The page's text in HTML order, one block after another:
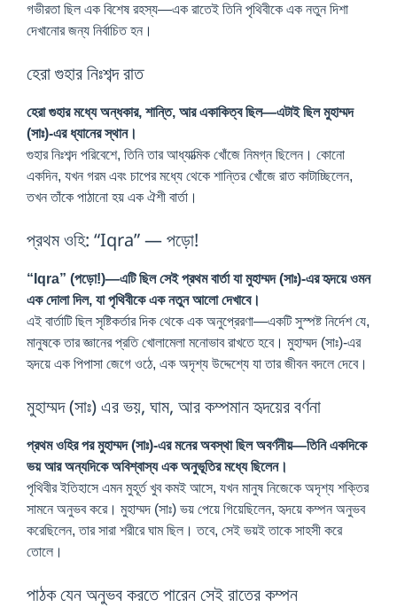
গভীরতা ছিল এক বিশেষ রহস্য—এক রাতেই তিনি পৃথিবীকে এক নতুন দিশা
দেখানোর জন্য নির্বাচিত হন।
হেরা গুহার নিঃশব্দ রাত
হেরা গুহার মধ্যে অন্ধকার, শান্তি, আর একাকিত্ব ছিল—এটাই ছিল মুহাম্মদ
(সাঃ)-এর ধ্যানের স্থান।
গুহার নিঃশব্দ পরিবেশে, তিনি তার আধ্যাত্মিক খোঁজে নিমগ্ন ছিলেন। কোনো
একদিন, যখন গরম এবং চাপের মধ্যে থেকে শান্তির খোঁজে রাত কাটাচ্ছিলেন,
তখন তাঁকে পাঠানো হয় এক ঐশী বার্তা।
প্রথম ওহি: “Iqra” — পড়ো!
“Iqra” (পড়ো!)—এটি ছিল সেই প্রথম বার্তা যা মুহাম্মদ (সাঃ)-এর হৃদয়ে ওমন
এক দোলা দিল, যা পৃথিবীকে এক নতুন আলো দেখাবে।
এই বার্তাটি ছিল সৃষ্টিকর্তার দিক থেকে এক অনুপ্রেরণা—একটি সুস্পষ্ট নির্দেশ যে,
মানুষকে তার জ্ঞানের প্রতি খোলামেলা মনোভাব রাখতে হবে। মুহাম্মদ (সাঃ)-এর
হৃদয়ে এক পিপাসা জেগে ওঠে, এক অদৃশ্য উদ্দেশ্যে যা তার জীবন বদলে দেবে।
মুহাম্মদ (সাঃ) এর ভয়, ঘাম, আর কম্পমান হৃদয়ের বর্ণনা
প্রথম ওহির পর মুহাম্মদ (সাঃ)-এর মনের অবস্থা ছিল অবর্ণনীয়—তিনি একদিকে
ভয় আর অন্যদিকে অবিশ্বাস্য এক অনুভূতির মধ্যে ছিলেন।
পৃথিবীর ইতিহাসে এমন মুহূর্ত খুব কমই আসে, যখন মানুষ নিজেকে অদৃশ্য শক্তির
সামনে অনুভব করে। মুহাম্মদ (সাঃ) ভয় পেয়ে গিয়েছিলেন, হৃদয়ে কম্পন অনুভব
করেছিলেন, তার সারা শরীরে ঘাম ছিল। তবে, সেই ভয়ই তাকে সাহসী করে
তোলে।
পাঠক যেন অনুভব করতে পারেন সেই রাতের কম্পন